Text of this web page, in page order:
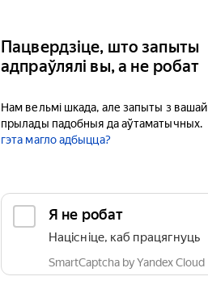
Пацвердзіце, што запыты
адпраўлялі вы, а не робат
Нам вельмі шкада, але запыты з вашай
прылады падобныя да аўтаматычных.
гэта магло адбыцца?
Я не робат
Націсніце, каб працягнуць
SmartCaptcha by Yandex Cloud